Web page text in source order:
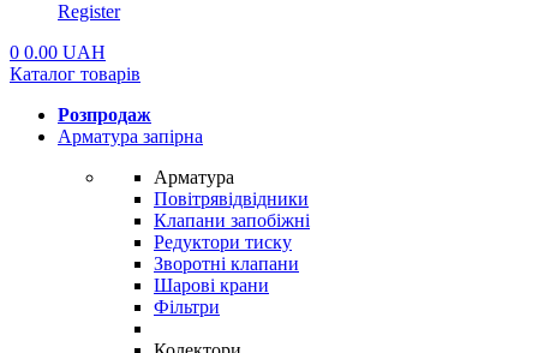
Register
0 0.00 UAH
Каталог товарів
Розпродаж
Арматура запірна
Арматура
Повітрявідвідники
Клапани запобіжні
Редуктори тиску
Зворотні клапани
Шарові крани
Фільтри